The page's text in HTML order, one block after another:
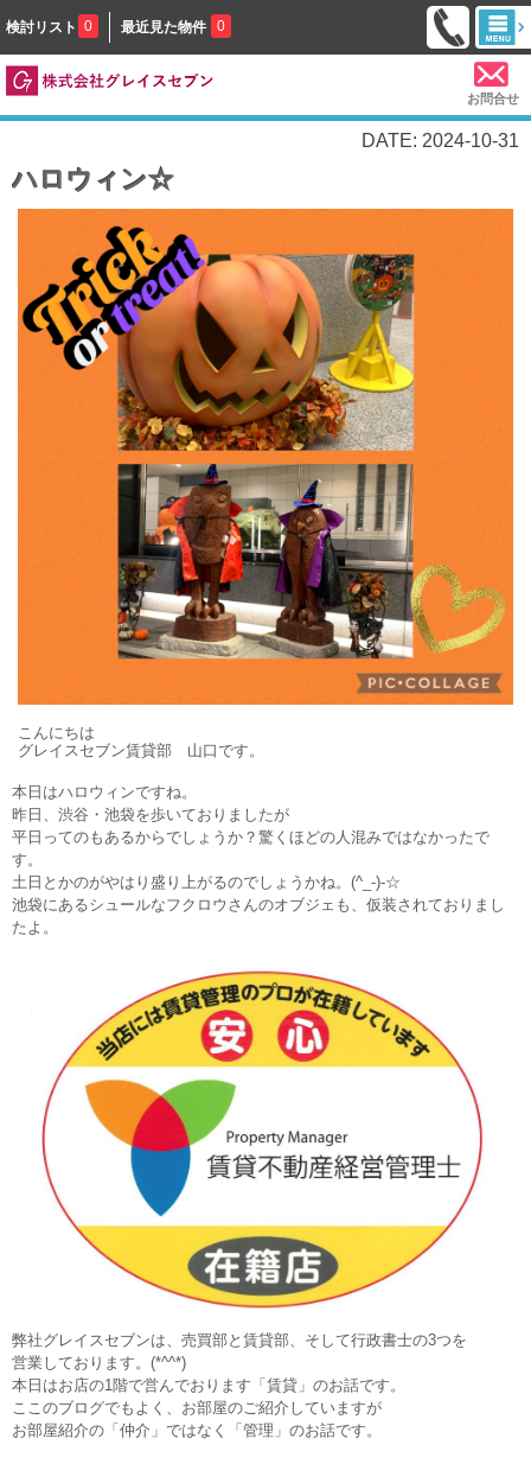
検討リスト 0 最近見た物件 0
お問合せ
DATE: 2024-10-31
ハロウィン☆
こんにちは
グレイスセブン賃貸部 山口です。
本日はハロウィンですね。
昨日、渋谷・池袋を歩いておりましたが
平日ってのもあるからでしょうか？驚くほどの人混みではなかったで
す。
土日とかのがやはり盛り上がるのでしょうかね。(^_-)-☆
池袋にあるシュールなフクロウさんのオブジェも、仮装されておりまし
たよ。
弊社グレイスセブンは、売買部と賃貸部、そして行政書士の3つを
営業しております。(*^^*)
本日はお店の1階で営んでおります「賃貸」のお話です。
ここのブログでもよく、お部屋のご紹介していますが
お部屋紹介の「仲介」ではなく「管理」のお話です。